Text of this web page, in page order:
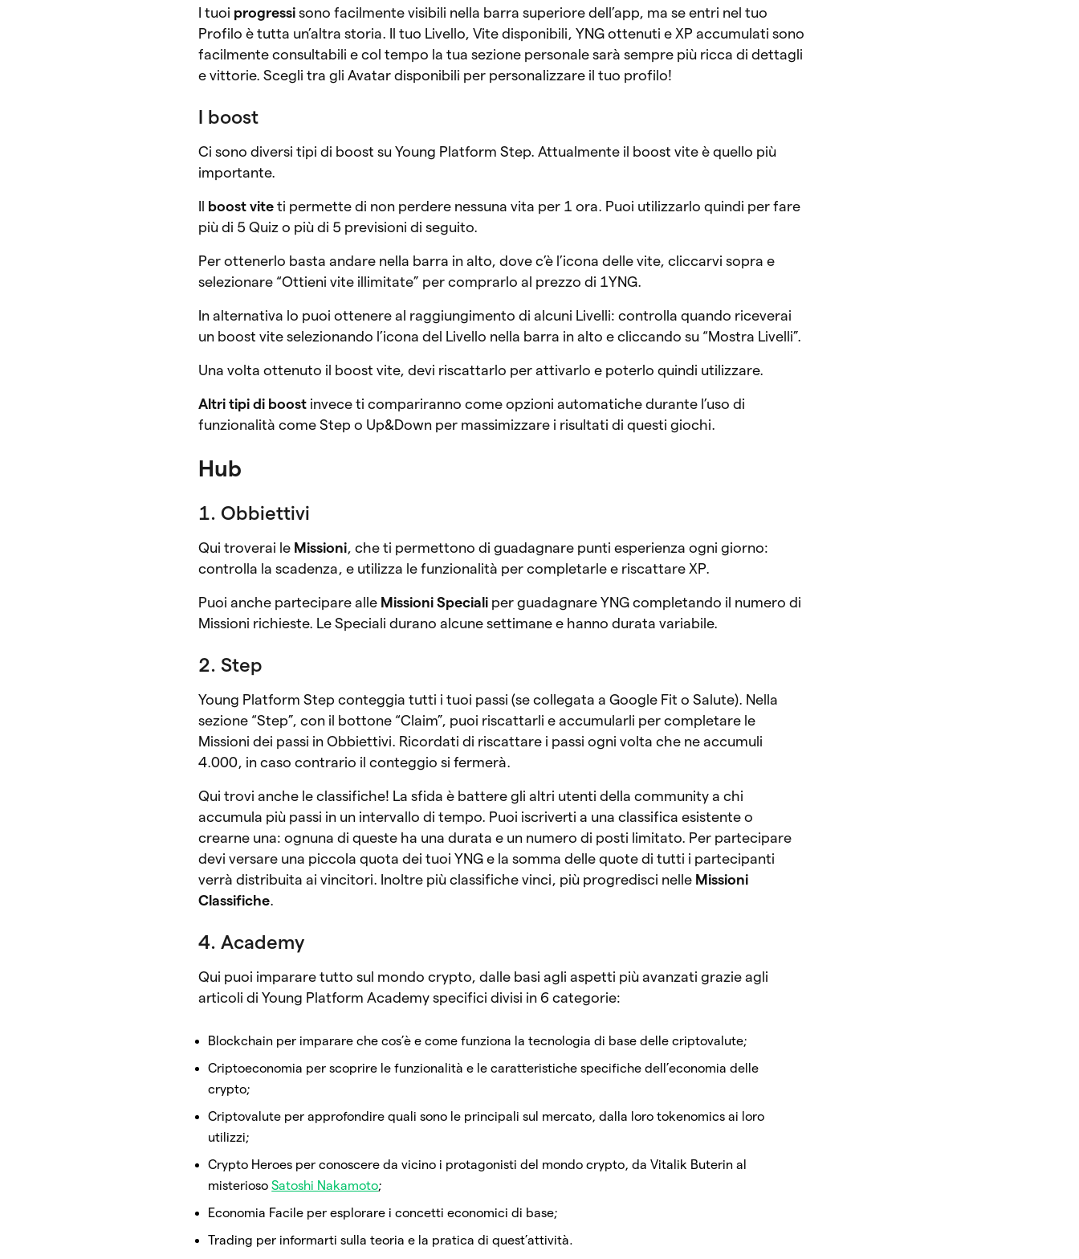
I tuoi progressi sono facilmente visibili nella barra superiore dell’app, ma se entri nel tuo
Profilo è tutta un’altra storia. Il tuo Livello, Vite disponibili, YNG ottenuti e XP accumulati sono
facilmente consultabili e col tempo la tua sezione personale sarà sempre più ricca di dettagli
e vittorie. Scegli tra gli Avatar disponibili per personalizzare il tuo profilo!
I boost
Ci sono diversi tipi di boost su Young Platform Step. Attualmente il boost vite è quello più
importante.
Il boost vite ti permette di non perdere nessuna vita per 1 ora. Puoi utilizzarlo quindi per fare
più di 5 Quiz o più di 5 previsioni di seguito.
Per ottenerlo basta andare nella barra in alto, dove c’è l’icona delle vite, cliccarvi sopra e
selezionare “Ottieni vite illimitate” per comprarlo al prezzo di 1YNG.
In alternativa lo puoi ottenere al raggiungimento di alcuni Livelli: controlla quando riceverai
un boost vite selezionando l’icona del Livello nella barra in alto e cliccando su “Mostra Livelli”.
Una volta ottenuto il boost vite, devi riscattarlo per attivarlo e poterlo quindi utilizzare.
Altri tipi di boost invece ti compariranno come opzioni automatiche durante l’uso di
funzionalità come Step o Up&Down per massimizzare i risultati di questi giochi.
Hub
1. Obbiettivi
Qui troverai le Missioni , che ti permettono di guadagnare punti esperienza ogni giorno:
controlla la scadenza, e utilizza le funzionalità per completarle e riscattare XP.
Puoi anche partecipare alle Missioni Speciali per guadagnare YNG completando il numero di
Missioni richieste. Le Speciali durano alcune settimane e hanno durata variabile.
2. Step
Young Platform Step conteggia tutti i tuoi passi (se collegata a Google Fit o Salute). Nella
sezione “Step”, con il bottone “Claim”, puoi riscattarli e accumularli per completare le
Missioni dei passi in Obbiettivi. Ricordati di riscattare i passi ogni volta che ne accumuli
4.000, in caso contrario il conteggio si fermerà.
Qui trovi anche le classifiche! La sfida è battere gli altri utenti della community a chi
accumula più passi in un intervallo di tempo. Puoi iscriverti a una classifica esistente o
crearne una: ognuna di queste ha una durata e un numero di posti limitato. Per partecipare
devi versare una piccola quota dei tuoi YNG e la somma delle quote di tutti i partecipanti
verrà distribuita ai vincitori. Inoltre più classifiche vinci, più progredisci nelle Missioni
Classifiche
4. Academy
Qui puoi imparare tutto sul mondo crypto, dalle basi agli aspetti più avanzati grazie agli
articoli di Young Platform Academy specifici divisi in 6 categorie:
Blockchain per imparare che cos’è e come funziona la tecnologia di base delle criptovalute;
Criptoeconomia per scoprire le funzionalità e le caratteristiche specifiche dell’economia delle
crypto;
Criptovalute per approfondire quali sono le principali sul mercato, dalla loro tokenomics ai loro
utilizzi;
Crypto Heroes per conoscere da vicino i protagonisti del mondo crypto, da Vitalik Buterin al
misteriosoSatoshi Nakamoto;
Economia Facile per esplorare i concetti economici di base;
Trading per informarti sulla teoria e la pratica di quest’attività.